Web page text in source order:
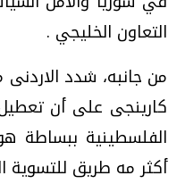
التعاون الخليجي .
من جانبه، شدد
كارينجى على أن تعطيل
الفلسطينية ببساطة
أكثر مه طريق للتسوية